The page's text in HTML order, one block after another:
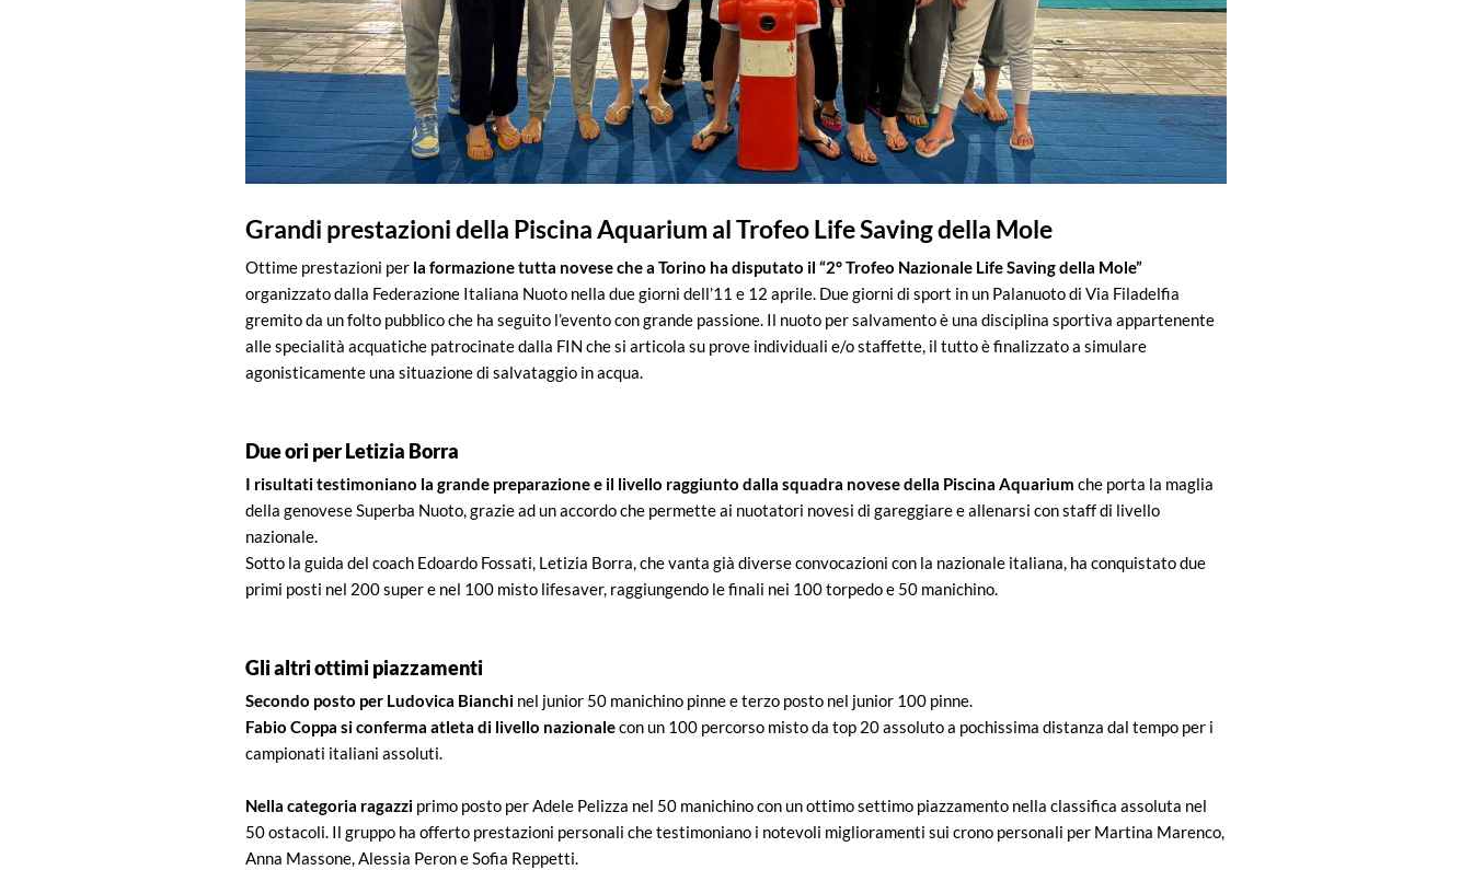
Grandi prestazioni della Piscina Aquarium al Trofeo Life Saving della Mole
Ottime prestazioni per la formazione tutta novese che a Torino ha disputato il “2° Trofeo Nazionale Life Saving della Mole”
organizzato dalla Federazione Italiana Nuoto nella due giorni dell’11 e 12 aprile. Due giorni di sport in un Palanuoto di Via Filadelfia
gremito da un folto pubblico che ha seguito l’evento con grande passione. Il nuoto per salvamento è una disciplina sportiva appartenente
alle specialità acquatiche patrocinate dalla FIN che si articola su prove individuali e/o staffette, il tutto è finalizzato a simulare
agonisticamente una situazione di salvataggio in acqua.
Due ori per Letizia Borra
I risultati testimoniano la grande preparazione e il livello raggiunto dalla squadra novese della Piscina Aquarium che porta la maglia
della genovese Superba Nuoto, grazie ad un accordo che permette ai nuotatori novesi di gareggiare e allenarsi con staff di livello
nazionale.
Sotto la guida del coach Edoardo Fossati, Letizia Borra, che vanta già diverse convocazioni con la nazionale italiana, ha conquistato due
primi posti nel 200 super e nel 100 misto lifesaver, raggiungendo le finali nei 100 torpedo e 50 manichino.
Gli altri ottimi piazzamenti
Secondo posto per Ludovica Bianchi nel junior 50 manichino pinne e terzo posto nel junior 100 pinne.
Fabio Coppa si conferma atleta di livello nazionalecon un 100 percorso misto da top 20 assoluto a pochissima distanza dal tempo per i
campionati italiani assoluti.
Nella categoria ragazzi primo posto per Adele Pelizza nel 50 manichino con un ottimo settimo piazzamento nella classifica assoluta nel
50 ostacoli. Il gruppo ha offerto prestazioni personali che testimoniano i notevoli miglioramenti sui crono personali per Martina Marenco,
Anna Massone, Alessia Peron e Sofia Reppetti.